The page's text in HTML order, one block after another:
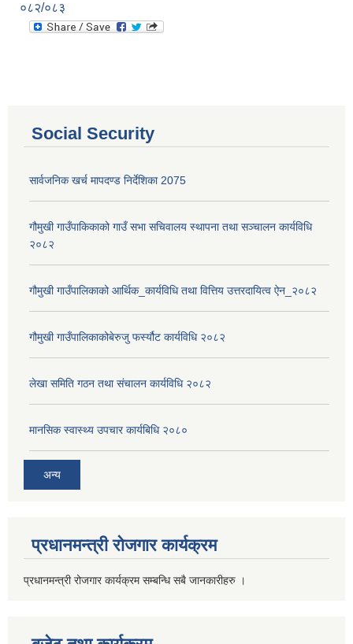
०८२/०८३
Social Security
सार्वजनिक खर्च मापदण्ड निर्देशिका 2075
गौमुखी गाउँपाकिकाको गाउँ सभा सचिवालय स्थापना तथा सञ्चालन कार्यविधि
२०८२
गौमुखी गाउँपालिकाको आर्थिक_कार्यविधि तथा वित्तिय उत्तरदायित्व ऐन_२०८२
गौमुखी गाउँपालिकाकोबेरुजु फर्स्यौट कार्यविधि २०८२
लेखा समिति गठन तथा संचालन कार्यविधि २०८२
मानसिक स्वास्थ्य उपचार कार्यबिधि २०८०
अन्य
प्रधानमन्त्री रोजगार कार्यक्रम
प्रधानमन्त्री रोजगार कार्यक्रम सम्बन्धि सबै जानकारीहरु ।